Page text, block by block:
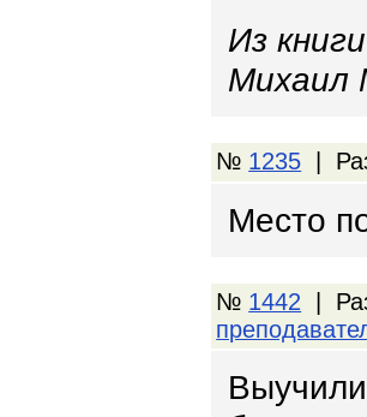
Из
Михаил
№ 1235 |
Место
№ 1442 |